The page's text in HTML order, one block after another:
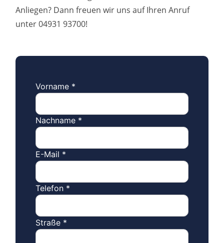
Anliegen? Dann freuen wir uns auf Ihren Anruf
unter 04931 93700!
Vorname *
Nachname *
E-Mail *
Telefon *
Straße *